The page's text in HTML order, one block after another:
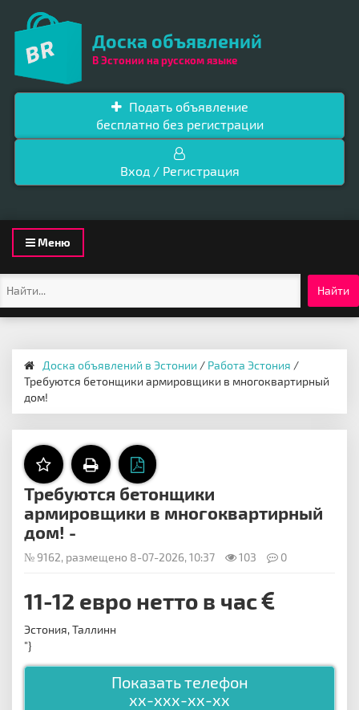
Доска объявлений
В Эстонии на русском языке
Подать объявление
бесплатно без регистрации
Вход / Регистрация
Toggle
navigation
Меню
Найти
Доска объявлений в Эстонии / Работа Эстония /
Требуются бетонщики армировщики в многоквартирный
дом!
Требуются бетонщики
армировщики в многоквартирный
дом! -
№ 9162, размещено 8-07-2026, 10:37 103 0
11-12 евро нетто в час
Эстония, Таллинн
"}
Показать телефон
xx-xxx-xx-xx